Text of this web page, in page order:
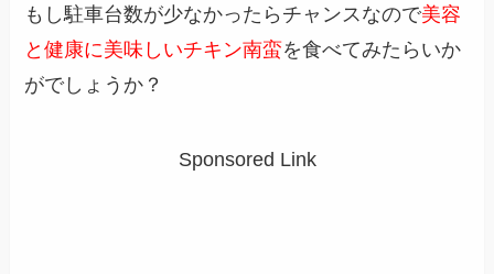
もし駐車台数が少なかったらチャンスなので美容
と健康に美味しいチキン南蛮を食べてみたらいか
がでしょうか？
Sponsored Link